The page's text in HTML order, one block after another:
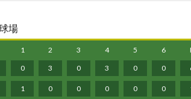
場
1 2 3 4 5 6
0 3 0 3 0 0
1 0 0 0 0 0